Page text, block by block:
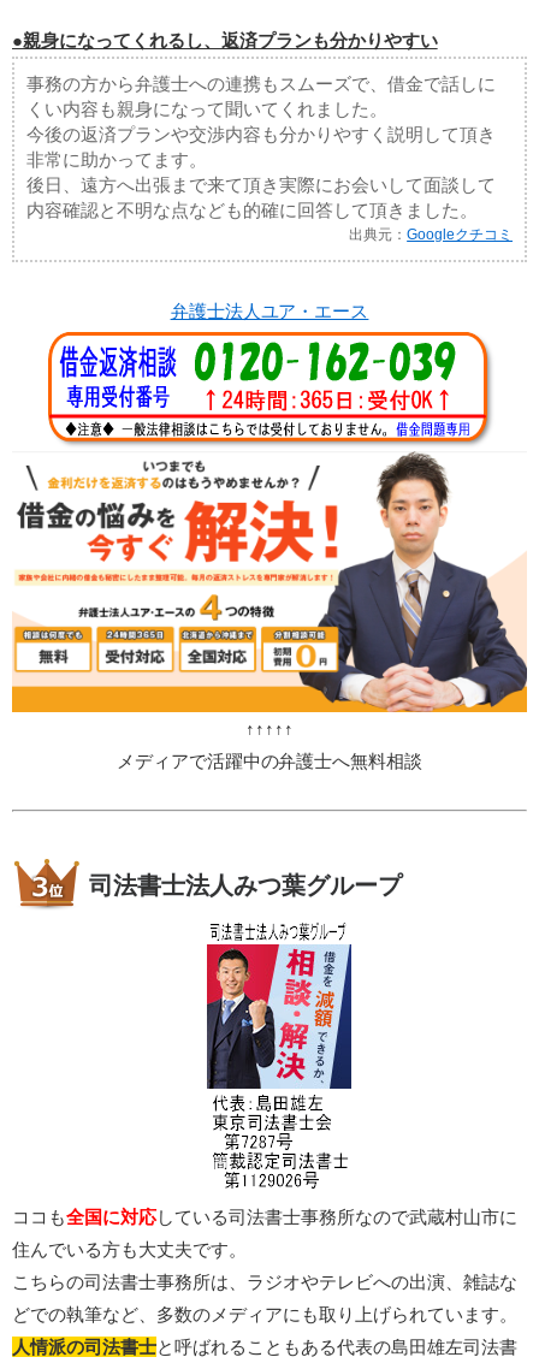
●親身になってくれるし、返済プランも分かりやすい
事務の方から弁護士への連携もスムーズで、借金で話しに
くい内容も親身になって聞いてくれました。
今後の返済プランや交渉内容も分かりやすく説明して頂き
非常に助かってます。
後日、遠方へ出張まで来て頂き実際にお会いして面談して
内容確認と不明な点なども的確に回答して頂きました。
出典元：Googleクチコミ
弁護士法人ユア・エース
↑↑↑↑↑
メディアで活躍中の弁護士へ無料相談
司法書士法人みつ葉グループ
ココも全国に対応している司法書士事務所なので武蔵村山市に
住んでいる方も大丈夫です。
こちらの司法書士事務所は、ラジオやテレビへの出演、雑誌な
どでの執筆など、多数のメディアにも取り上げられています。
人情派の司法書士と呼ばれることもある代表の島田雄左司法書